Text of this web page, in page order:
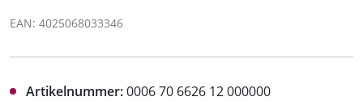
EAN: 4025068033346
Artikelnummer:0006 70 6626 12 000000